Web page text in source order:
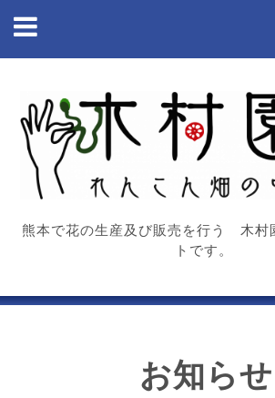
熊本で花の生産及び販売を行う 木村
トです。
お知らせ